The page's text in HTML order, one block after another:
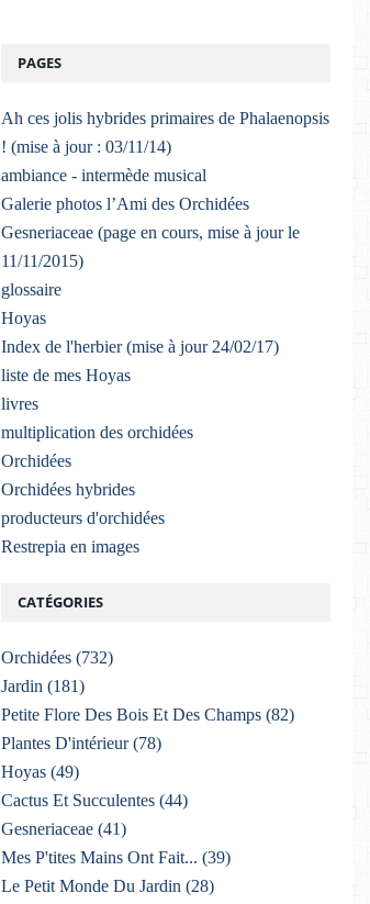
PAGES
Ah ces jolis hybrides primaires de Phalaenopsis
! (mise à jour : 03/11/14)
ambiance - intermède musical
Galerie photos l’Ami des Orchidées
Gesneriaceae (page en cours, mise à jour le
11/11/2015)
glossaire
Hoyas
Index de l'herbier (mise à jour 24/02/17)
liste de mes Hoyas
livres
multiplication des orchidées
Orchidées
Orchidées hybrides
producteurs d'orchidées
Restrepia en images
CATÉGORIES
Orchidées (732)
Jardin (181)
Petite Flore Des Bois Et Des Champs (82)
Plantes D'intérieur(78)
Hoyas (49)
Cactus Et Succulentes (44)
Gesneriaceae (41)
Mes P'tites Mains Ont Fait... (39)
Le Petit Monde Du Jardin (28)